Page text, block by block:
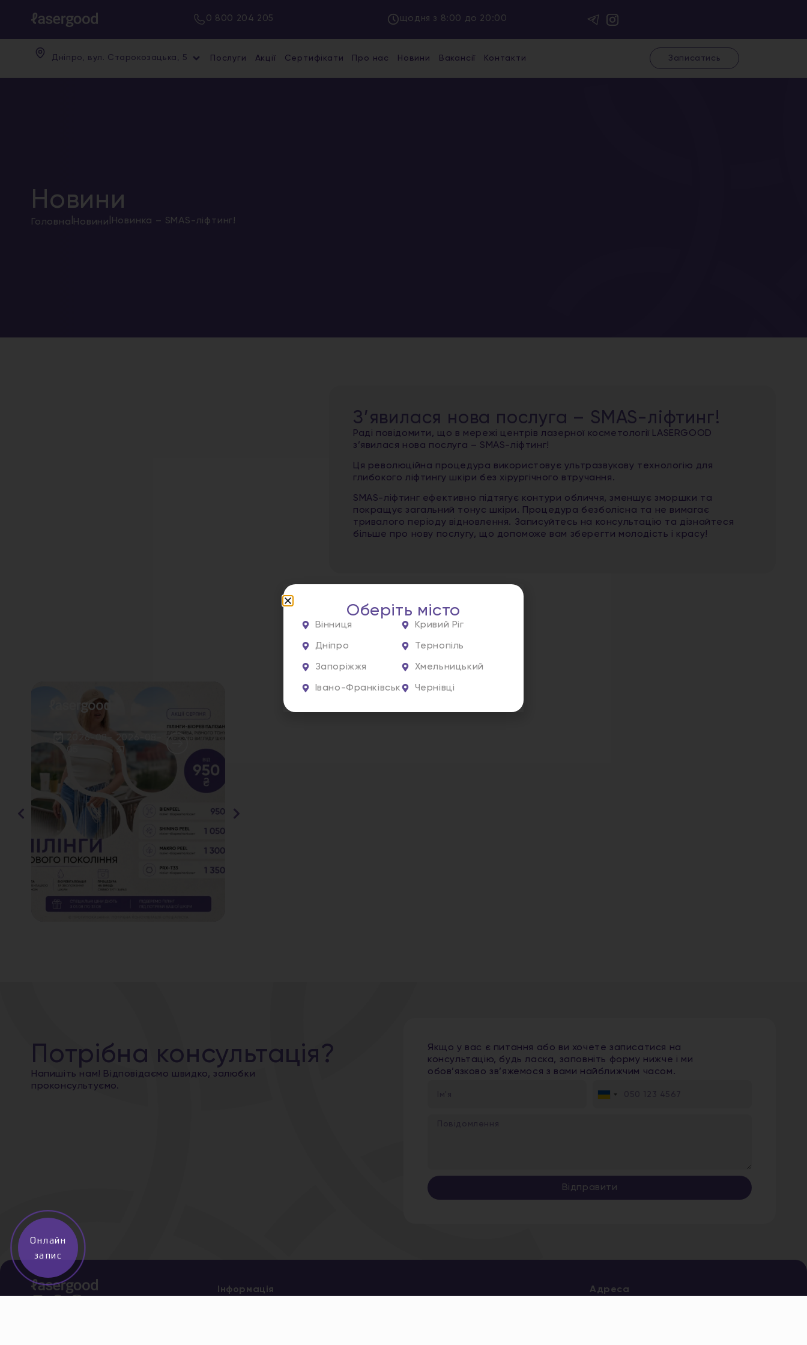
0 800 204 205 щодня з 8:00 до 20:00
Дніпро, вул. Старокозацька, 5 Послуги Акції Сертифікати Про нас Новини Вакансії Контакти Записатись
Новини
Головна Новини Новинка – SMAS-ліфтинг!
З’явилася нова послуга – SMAS-ліфтинг!
Раді повідомити, що в мережі центрів лазерної косметології LASERGOOD
з’явилася нова послуга – SMAS-ліфтинг!
Ця революційна процедура використовує ультразвукову технологію для
глибокого ліфтингу шкіри без хірургічного втручання.
SMAS-ліфтинг ефективно підтягує контури обличчя, зменшує зморшки та
покращує загальний тонус шкіри. Процедура безболісна та не вимагає
тривалого періоду відновлення. Записуйтесь на консультацію та дізнайтеся
більше про нову послугу, що допоможе вам зберегти молодість і красу!
2026-08-
31
Потрібна консультація?
Напишіть нам! Відповідаємо швидко, залюбки
проконсультуємо.
Якщо у вас є питання або ви хочете записатися на
консультацію, будь ласка, заповніть форму нижче і ми
обов’язково зв’яжемося з вами найближчим часом.
Ukraine
Відправити
Інформація Адреса
Онлайн
запис
Оберіть місто
Вінниця
Дніпро
Запоріжжя
Івано-Франківськ
Кривий Ріг
Тернопіль
Хмельницький
Чернівці